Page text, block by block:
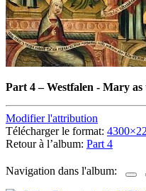
Part 4–Westfalen - Mary
Modifier l'attribution
Télécharger le format:
Retour à l’album: Part 4
Navigation dans l'album: